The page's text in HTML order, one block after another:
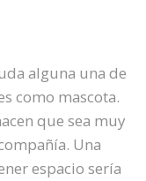
alguna una de
como mascota.
que sea muy
Una
espacio sería